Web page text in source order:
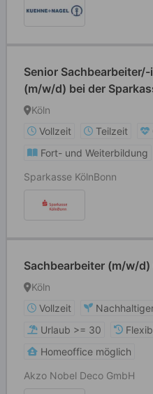
Senior
(m/w/d) bei der
Köln
Vollzeit
Teilzeit
Fort- und Weiterbildung
Sparkasse KölnBonn
Sachbearbeiter (m/w/
Köln
Vollzeit
Urlaub >= 30
Homeoffice möglich
Akzo Nobel Deco GmbH